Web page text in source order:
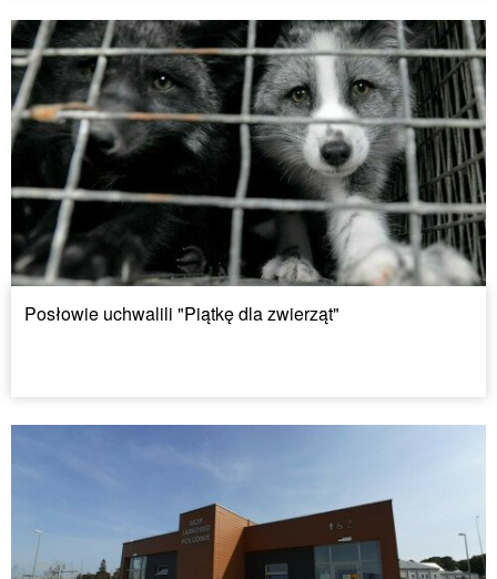
Posłowie uchwalili "Piątkę dla zwierząt"